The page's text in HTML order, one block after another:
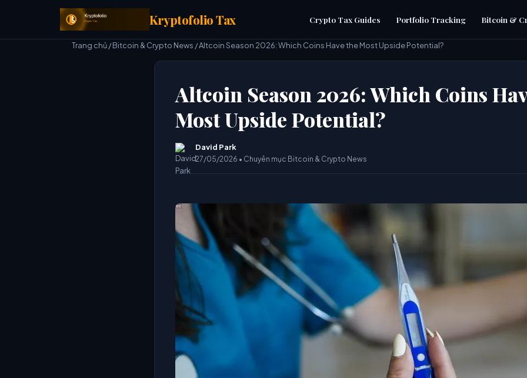
Kryptofolio Tax Crypto Tax Guides Portfolio Tracking Bitcoin &
Trang chủ/Bitcoin & Crypto News / Altcoin Season 2026: Which Coins Have the Most Upside Potential?
Altcoin Season 2026: Which Coins
Most Upside Potential?
David Park
27/05/2026 • Chuyên mục Bitcoin & Crypto News